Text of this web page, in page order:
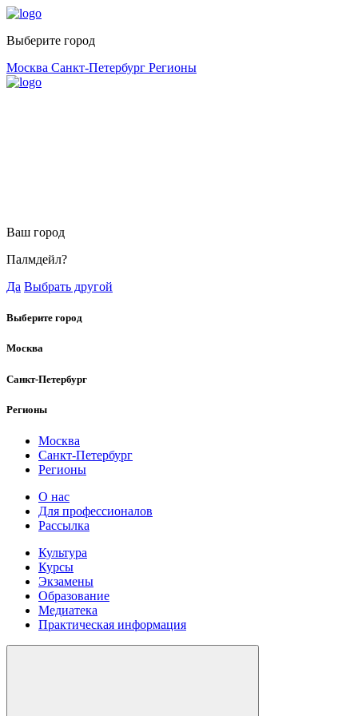
Выберите город
Москва Санкт-Петербург Регионы
Ваш город
Палмдейл?
Да Выбрать другой
Выберите город
Москва
Санкт-Петербург
Регионы
Москва
Санкт-Петербург
Регионы
О нас
Для профессионалов
Рассылка
Культура
Курсы
Экзамены
Образование
Медиатека
Практическая информация